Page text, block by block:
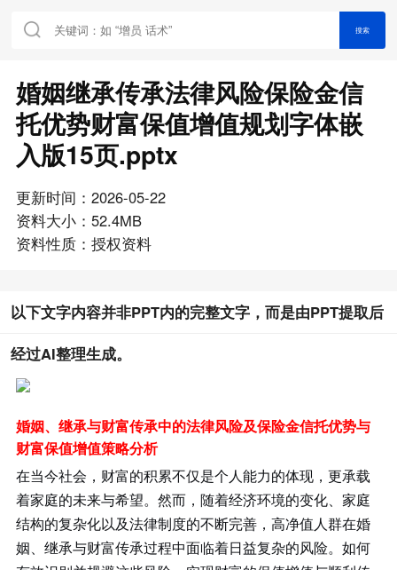
搜索
婚姻继承传承法律风险保险金信
托优势财富保值增值规划字体嵌
入版15页.pptx
更新时间：2026-05-22
资料大小：52.4MB
资料性质：授权资料
以下文字内容并非PPT内的完整文字，而是由PPT提取后
经过AI整理生成。
婚姻、继承与财富传承中的法律风险及保险金信托优势与
财富保值增值策略分析
在当今社会，财富的积累不仅是个人能力的体现，更承载
着家庭的未来与希望。然而，随着经济环境的变化、家庭
结构的复杂化以及法律制度的不断完善，高净值人群在婚
姻、继承与财富传承过程中面临着日益复杂的风险。如何